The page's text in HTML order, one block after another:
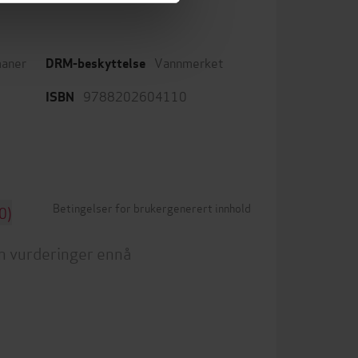
DRM-beskyttelse Vannmerket
ISBN 9788202604110
Betingelser for brukergenerert innhold
vurderinger ennå